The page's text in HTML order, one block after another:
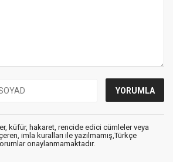
küfür, hakaret, rencide edici cümleler veya
imla kuralları ile yazılmamış,Türkçe
onaylanmamaktadır.